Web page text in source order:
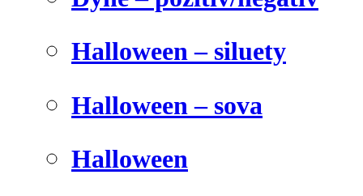
Halloween – siluety
Halloween – sova
Halloween